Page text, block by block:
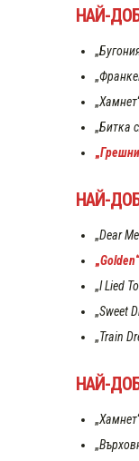
НАЙ-
„
„
„Хамнет
„Битка
„
НАЙ-
„Dear Me
„Golden
„I Lied
„Sweet
„Train
НАЙ-
„Хамнет
„